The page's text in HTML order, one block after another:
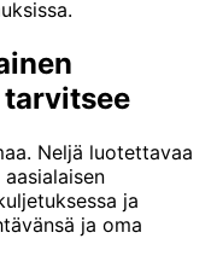
Neljä luotettavaa
ja
ja oma